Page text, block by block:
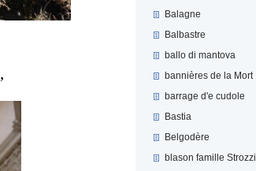
Balagne
Balbastre
ballo di mantova
bannières de la Mort
barrage d'e cudole
Bastia
Belgodère
blason famille Strozzi
,